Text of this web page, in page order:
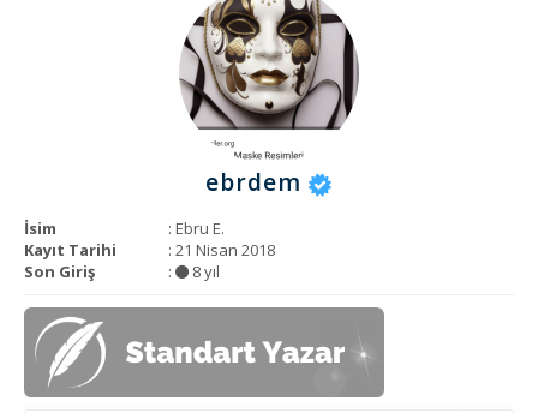
KURUMSAL
ebrdem
İsim
: Ebru E.
Kayıt Tarihi
: 21 Nisan 2018
Son Giriş
: 8 yıl